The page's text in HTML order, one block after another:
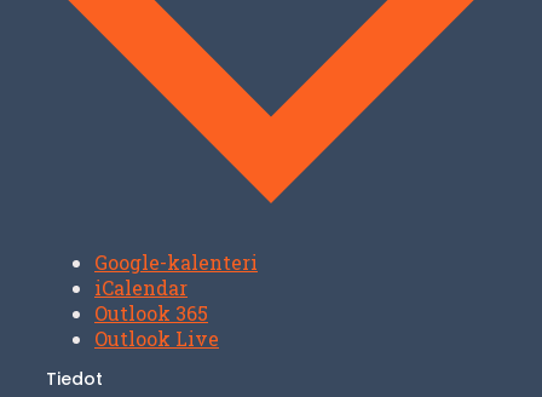
Google-kalenteri
iCalendar
Outlook 365
Outlook Live
Tiedot